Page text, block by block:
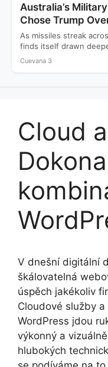
Australia’s
Chose Trump
As missiles streak
finds itself drawn
while…
Cuevana 3
Cloud
V dnešní digitální
škálovatelná
úspěch jakékoliv
Cloudové služby
WordPress jdou
výkonný a
hlubokých